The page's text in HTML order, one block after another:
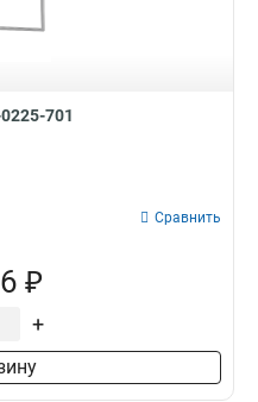
701
Сравнить
₽
+